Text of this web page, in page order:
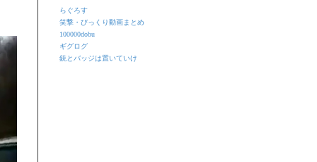
らぐろす
笑撃・びっくり動画まとめ
100000dobu
ギグログ
銃とバッジは置いていけ